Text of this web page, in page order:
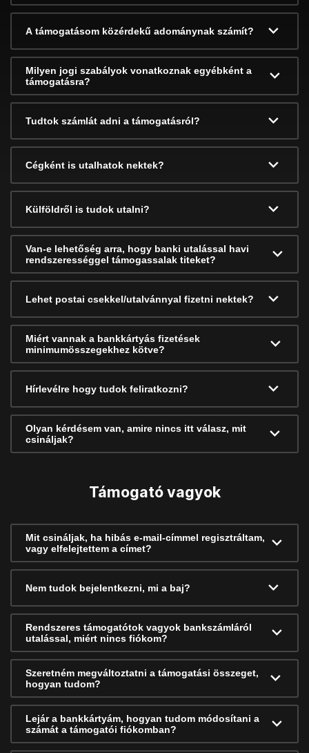
A támogatásom közérdekű adománynak számít?
Milyen jogi szabályok vonatkoznak egyébként a
támogatásra?
Tudtok számlát adni a támogatásról?
Cégként is utalhatok nektek?
Külföldről is tudok utalni?
Van-e lehetőség arra, hogy banki utalással havi
rendszerességgel támogassalak titeket?
Lehet postai csekkel/utalvánnyal fizetni nektek?
Miért vannak a bankkártyás fizetések
minimumösszegekhez kötve?
Hírlevélre hogy tudok feliratkozni?
Olyan kérdésem van, amire nincs itt válasz, mit
csináljak?
Támogató vagyok
Mit csináljak, ha hibás e-mail-címmel regisztráltam,
vagy elfelejtettem a címet?
Nem tudok bejelentkezni, mi a baj?
Rendszeres támogatótok vagyok bankszámláról
utalással, miért nincs fiókom?
Szeretném megváltoztatni a támogatási összeget,
hogyan tudom?
Lejár a bankkártyám, hogyan tudom módosítani a
számát a támogatói fiókomban?